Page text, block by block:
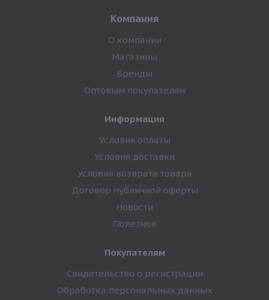
Компания
О компании
Магазины
Бренды
Оптовым покупателям
Информация
Условия оплаты
Условия доставки
Условия возврата товара
Договор публичной оферты
Новости
Полезное
Покупателям
Свидетельство о регистрации
Обработка персональных данных